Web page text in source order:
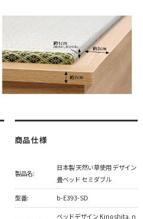
商品仕様
製品名:
日本製 天然い草使用 デザイン
畳ベッド セミダブル
型番: b-E393-SD
ベッドデザイン Kinoshita. n